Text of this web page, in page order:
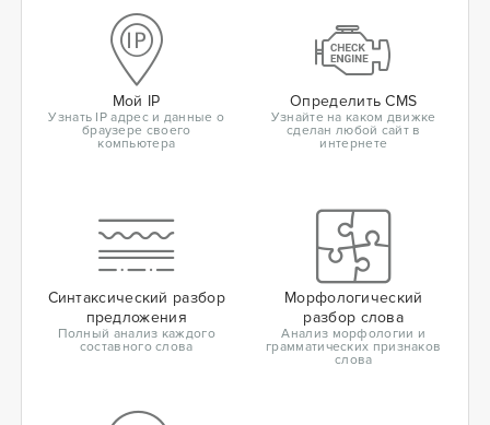
Мой IP
Узнать IP адрес и данные о
браузере своего
компьютера
Определить CMS
Узнайте на каком движке
сделан любой сайт в
интернете
Синтаксический разбор
предложения
Полный анализ каждого
составного слова
Морфологический
разбор слова
Анализ морфологии и
грамматических признаков
слова